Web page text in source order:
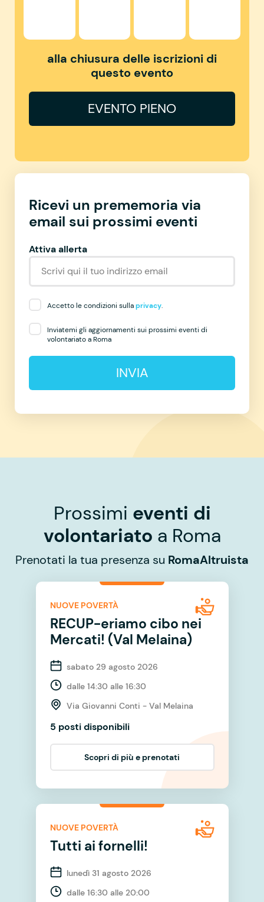
alla chiusura delle iscrizioni di
questo evento
EVENTO PIENO
Ricevi un prememoria via
email sui prossimi eventi
Attiva allerta
Accetto le condizioni sullaprivacy.
Inviatemi gli aggiornamenti sui prossimi eventi di
volontariato a Roma
INVIA
Prossimi eventi di
volontariato a Roma
Prenotati la tua presenza su RomaAltruista
NUOVE POVERTÀ
RECUP-eriamo cibo nei
Mercati! (Val Melaina)
sabato 29 agosto 2026
dalle 14:30 alle 16:30
Via Giovanni Conti - Val Melaina
5 posti disponibili
Scopri di più e prenotati
NUOVE POVERTÀ
Tutti ai fornelli!
lunedì 31 agosto 2026
dalle 16:30 alle 20:00